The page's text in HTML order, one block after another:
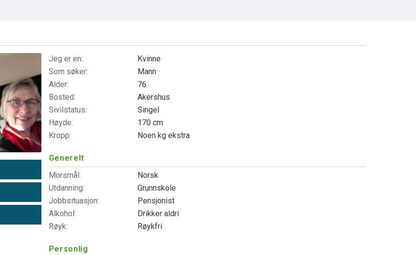
Jeg er en:
Kvinne
Som søker:
Mann
Alder:
76
Bosted:
Akershus
Sivilstatus:
Singel
Høyde:
170 cm
Kropp:
Noen kg ekstra
Generelt
Morsmål:
Norsk
Utdanning:
Grunnskole
Jobbsituasjon:
Pensjonist
Alkohol:
Drikker aldri
Røyk:
Røykfri
Personlig